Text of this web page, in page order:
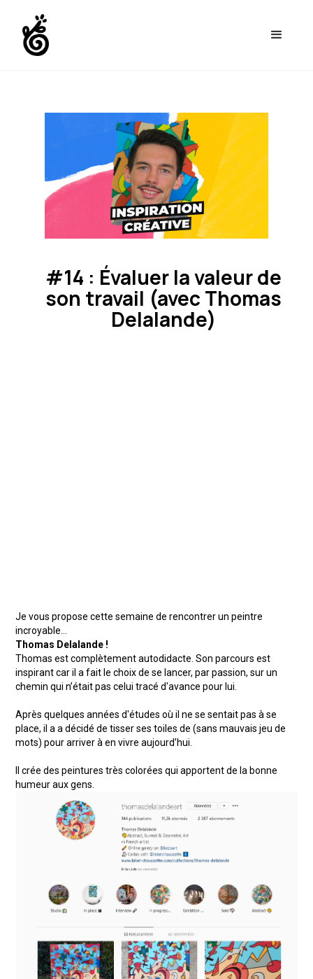
#14 : Évaluer la valeur de
son travail (avec Thomas
Delalande)
Je vous propose cette semaine de rencontrer un peintre
incroyable…
Thomas Delalande !
Thomas est complètement autodidacte. Son parcours est
inspirant car il a fait le choix de se lancer, par passion, sur un
chemin qui n’était pas celui tracé d'avance pour lui.
Après quelques années d'études où il ne se sentait pas à se
place, il a a décidé de tisser ses toiles de (sans mauvais jeu de
mots) pour arriver à en vivre aujourd’hui.
Il crée des peintures très colorées qui apportent de la bonne
humeur aux gens.